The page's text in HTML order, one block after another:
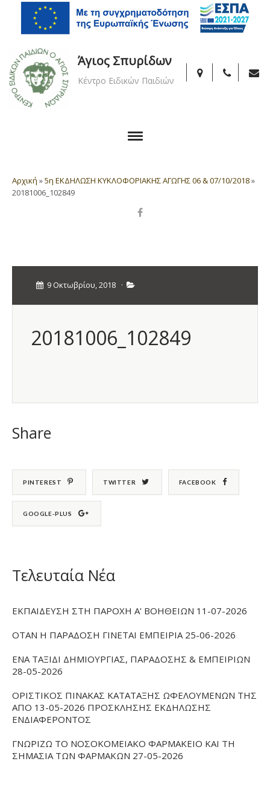
Άγιος Σπυρίδων
Κέντρο Ειδικών Παιδιών
Αρχική »5η ΕΚΔΗΛΩΣΗ ΚΥΚΛΟΦΟΡΙΑΚΗΣ ΑΓΩΓΗΣ 06 & 07/10/2018»
20181006_102849
9 Οκτωβρίου, 2018 ·
20181006_102849
Share
PINTEREST TWITTER FACEBOOK
GOOGLE-PLUS
Τελευταία Νέα
ΕΚΠΑΙΔΕΥΣΗ ΣΤΗ ΠΑΡΟΧΗ Α' ΒΟΗΘΕΙΩΝ 11-07-2026
ΟΤΑΝ Η ΠΑΡΑΔΟΣΗ ΓΙΝΕΤΑΙ ΕΜΠΕΙΡΙΑ 25-06-2026
ΕΝΑ ΤΑΞΙΔΙ ΔΗΜΙΟΥΡΓΙΑΣ, ΠΑΡΑΔΟΣΗΣ & ΕΜΠΕΙΡΙΩΝ
28-05-2026
ΟΡΙΣΤΙΚΟΣ ΠΙΝΑΚΑΣ ΚΑΤΑΤΑΞΗΣ ΩΦΕΛΟΥΜΕΝΩΝ ΤΗΣ
ΑΠΟ 13-05-2026 ΠΡΟΣΚΛΗΣΗΣ ΕΚΔΗΛΩΣΗΣ
ΕΝΔΙΑΦΕΡΟΝΤΟΣ
ΓΝΩΡΙΖΩ ΤΟ ΝΟΣΟΚΟΜΕΙΑΚΟ ΦΑΡΜΑΚΕΙΟ ΚΑΙ ΤΗ
ΣΗΜΑΣΙΑ ΤΩΝ ΦΑΡΜΑΚΩΝ 27-05-2026